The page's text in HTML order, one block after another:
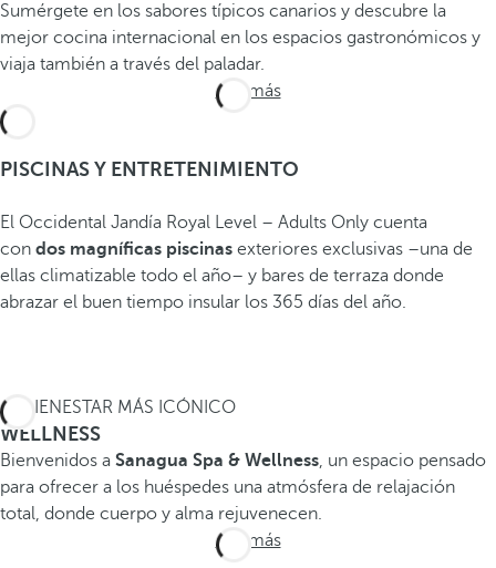
Sumérgete en los sabores típicos canarios y descubre la
mejor cocina internacional en los espacios gastronómicos y
viaja también a través del paladar.
Ver más
PISCINAS Y ENTRETENIMIENTO
El Occidental Jandía Royal Level – Adults Only cuenta
con dos magníficas piscinas exteriores exclusivas –una de
ellas climatizable todo el año– y bares de terraza donde
abrazar el buen tiempo insular los 365 días del año.
EL BIENESTAR MÁS ICÓNICO
WELLNESS
Bienvenidos a Sanagua Spa & Wellness, un espacio pensado
para ofrecer a los huéspedes una atmósfera de relajación
total, donde cuerpo y alma rejuvenecen.
Ver más